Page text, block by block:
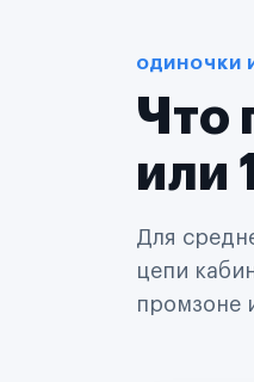
Поставщики запчастей
Строительные компании
Ремонт спецтехники
Управляющие компании
Страховые компании
B2B-дистрибьюторы
ОДИНОЧКИ
Что
или
Для
цепи
промзоне